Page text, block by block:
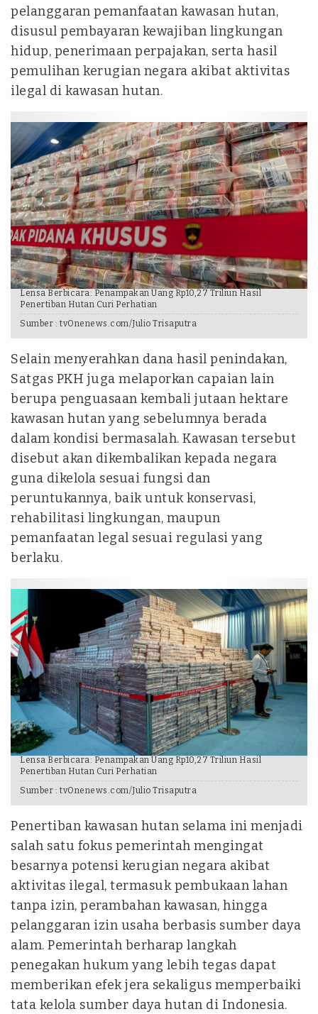
pelanggaran pemanfaatan kawasan hutan,
disusul pembayaran kewajiban lingkungan
hidup, penerimaan perpajakan, serta hasil
pemulihan kerugian negara akibat aktivitas
ilegal di kawasan hutan.
Lensa Berbicara: Penampakan Uang Rp10,27 Triliun Hasil
Penertiban Hutan Curi Perhatian
Sumber : tvOnenews.com/Julio Trisaputra
Selain menyerahkan dana hasil penindakan,
Satgas PKH juga melaporkan capaian lain
berupa penguasaan kembali jutaan hektare
kawasan hutan yang sebelumnya berada
dalam kondisi bermasalah. Kawasan tersebut
disebut akan dikembalikan kepada negara
guna dikelola sesuai fungsi dan
peruntukannya, baik untuk konservasi,
rehabilitasi lingkungan, maupun
pemanfaatan legal sesuai regulasi yang
berlaku.
Lensa Berbicara: Penampakan Uang Rp10,27 Triliun Hasil
Penertiban Hutan Curi Perhatian
Sumber : tvOnenews.com/Julio Trisaputra
Penertiban kawasan hutan selama ini menjadi
salah satu fokus pemerintah mengingat
besarnya potensi kerugian negara akibat
aktivitas ilegal, termasuk pembukaan lahan
tanpa izin, perambahan kawasan, hingga
pelanggaran izin usaha berbasis sumber daya
alam. Pemerintah berharap langkah
penegakan hukum yang lebih tegas dapat
memberikan efek jera sekaligus memperbaiki
tata kelola sumber daya hutan di Indonesia.